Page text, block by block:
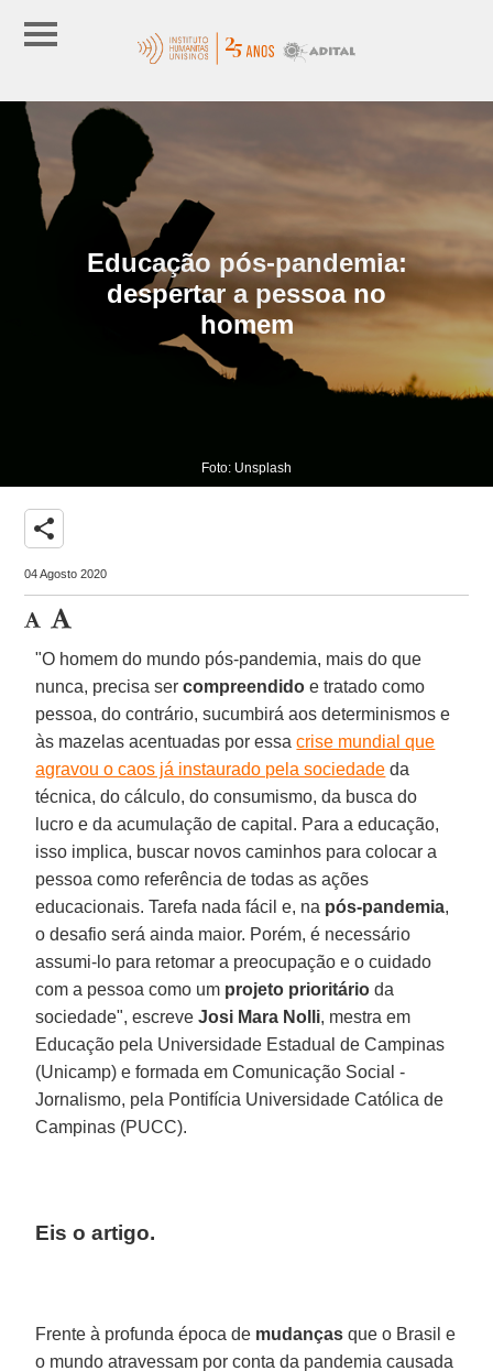
Educação pós-pandemia:
despertar a pessoa no
homem
Foto: Unsplash
share
04 Agosto 2020
"O homem do mundo pós-pandemia, mais do que
nunca, precisa sercompreendido e tratado como
pessoa, do contrário, sucumbirá aos determinismos e
às mazelas acentuadas por essacrise mundial que
agravou o caos já instaurado pela sociedade da
técnica, do cálculo, do consumismo, da busca do
lucro e da acumulação de capital. Para a educação,
isso implica, buscar novos caminhos para colocar a
pessoa como referência de todas as ações
educacionais. Tarefa nada fácil e, na pós-pandemia,
o desafio será ainda maior. Porém, é necessário
assumi-lo para retomar a preocupação e o cuidado
com a pessoa como um projeto prioritário da
sociedade", escreve Josi Mara Nolli, mestra em
Educação pela Universidade Estadual de Campinas
(Unicamp) e formada em Comunicação Social -
Jornalismo, pela Pontifícia Universidade Católica de
Campinas (PUCC).
Eis o artigo.
Frente à profunda época de mudanças que o Brasil e
o mundo atravessam por conta da pandemia causada